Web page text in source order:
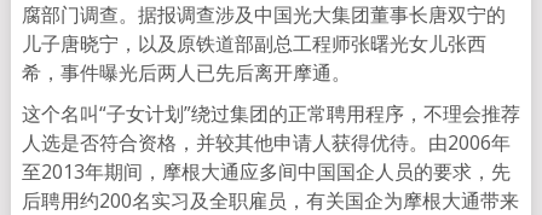
腐部门调查。据报调查涉及中国光大集团董事长唐双宁的
儿子唐晓宁，以及原铁道部副总工程师张曙光女儿张西
希，事件曝光后两人已先后离开摩通。
这个名叫“子女计划”绕过集团的正常聘用程序，不理会推荐
人选是否符合资格，并较其他申请人获得优待。由2006年
至2013年期间，摩根大通应多间中国国企人员的要求，先
后聘用约200名实习及全职雇员，有关国企为摩根大通带来